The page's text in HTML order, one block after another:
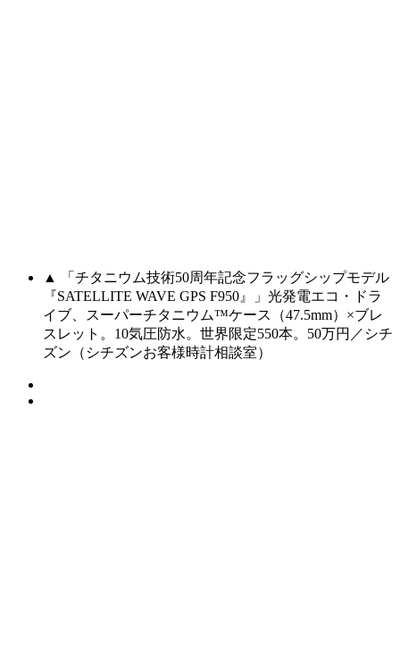
▲ 「チタニウム技術50周年記念フラッグシップモデル
『SATELLITE WAVE GPS F950』」光発電エコ・ドラ
イブ、スーパーチタニウム™️ケース（47.5mm）×ブレ
スレット。10気圧防水。世界限定550本。50万円／シチ
ズン（シチズンお客様時計相談室）